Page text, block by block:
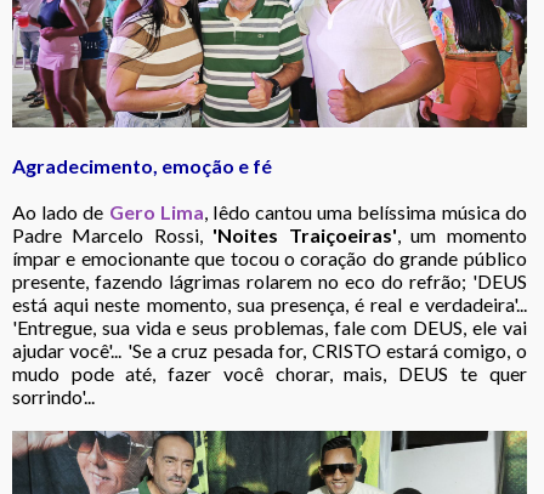
Agradecimento, emoção e fé
Ao lado de Gero Lima , Iêdo cantou uma belíssima música do
Padre Marcelo Rossi,
'Noites Traiçoeiras' , um momento
ímpar e emocionante que tocou o coração do grande público
presente, fazendo lágrimas rolarem no eco do refrão; 'DEUS
está aqui neste momento, sua presença, é real e verdadeira'...
'Entregue, sua vida e seus problemas, fale com DEUS, ele vai
ajudar você'... 'Se a cruz pesada for, CRISTO estará comigo, o
mudo pode até, fazer você chorar, mais, DEUS te quer
sorrindo'...